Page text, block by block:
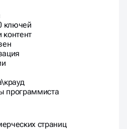
ключей
контент
программиста
страниц